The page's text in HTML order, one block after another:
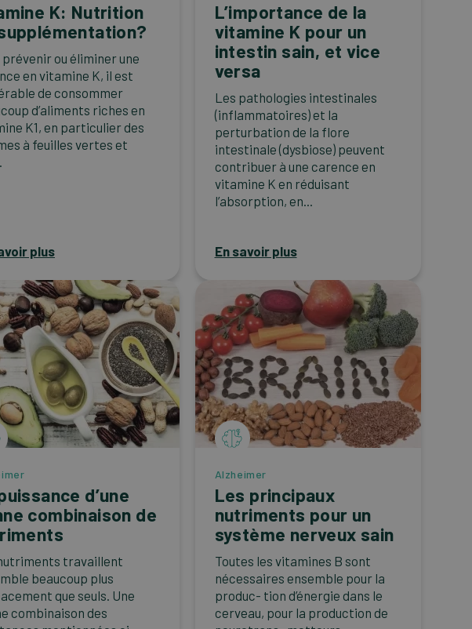
K: Nutrition
prévenir ou éliminer une
en vitamine K, il est
de consommer
d’aliments riches en
K1, en particulier des
à feuilles vertes et
plus
L’importance de la
vitamine K pour un
intestin sain, et vice
versa
Les pathologies intestinales
(inflammatoires) et la
perturbation de la flore
intestinale (dysbiose) peuvent
contribuer à une carence en
vitamine K en réduisant
l’absorption, en...
En savoir plus
d’une
combinaison de
travaillent
beaucoup plus
que seuls. Une
combinaison des
Alzheimer
Les principaux
nutriments pour un
système nerveux sain
Toutes les vitamines B sont
nécessaires ensemble pour la
produc- tion d’énergie dans le
cerveau, pour la production de